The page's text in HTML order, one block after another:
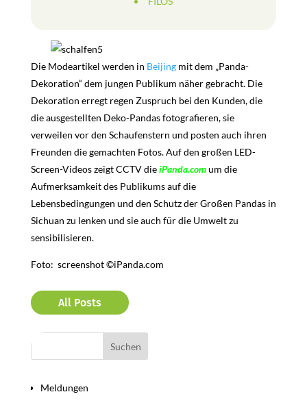
Die Modeartikel werden in Beijingmit dem „Panda-
Dekoration“ dem jungen Publikum näher gebracht. Die
Dekoration erregt regen Zuspruch bei den Kunden, die
die ausgestellten Deko-Pandas fotografieren, sie
verweilen vor den Schaufenstern und posten auch ihren
Freunden die gemachten Fotos. Auf den großen LED-
Screen-Videos zeigt CCTV dieiPanda.comum die
Aufmerksamkeit des Publikums auf die
Lebensbedingungen und den Schutz der Großen Pandas in
Sichuan zu lenken und sie auch für die Umwelt zu
sensibilisieren.
Foto: screenshot ©iPanda.com
All Posts
Meldungen